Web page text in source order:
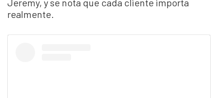
Jeremy, y se nota que cada cliente importa
realmente.